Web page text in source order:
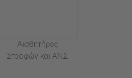
Αισθητήρες
Στροφών και ΑΝΣ